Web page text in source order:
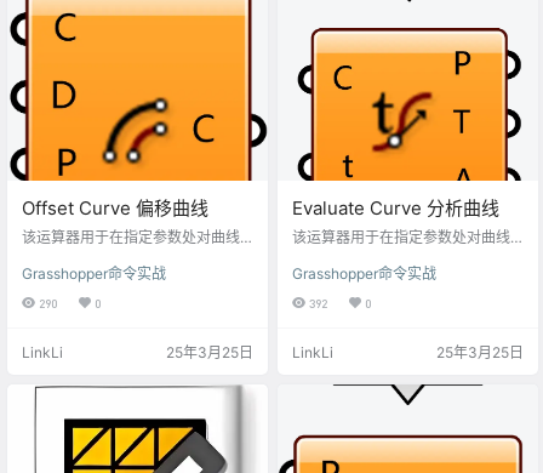
Offset Curve 偏移曲线
该运算器用于在指定参数处对曲线
值，可以计算出曲线上对应点的坐
标、切向量以及曲线在该点的内外
Grasshopper命令实战
290 0
LinkLi 25年3月25日
Evaluate Curve 分析曲线
该运算器用于在指定参数处对曲线
值，可以计算出曲线上对应点的坐
标、切向量以及曲线在该点的内外
Grasshopper命令实战
392 0
LinkLi 25年3月25日